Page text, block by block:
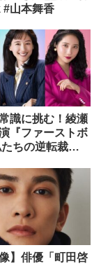
#山本舞香
識に挑む！綾瀬
『ファーストボ
ちの逆転裁判
年10月2日
開】
】俳優「町田啓